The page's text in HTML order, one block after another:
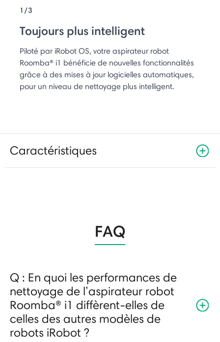
1/3
Toujours plus intelligent
Piloté par iRobot OS, votre aspirateur robot
Roomba® i1 bénéficie de nouvelles fonctionnalités
grâce à des mises à jour logicielles automatiques,
pour un niveau de nettoyage plus intelligent.
Caractéristiques
FAQ
Q : En quoi les performances de
nettoyage de l’aspirateur robot
Roomba® i1 diffèrent-elles de
celles des autres modèles de
robots iRobot ?